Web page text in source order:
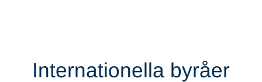
Internationella byråer